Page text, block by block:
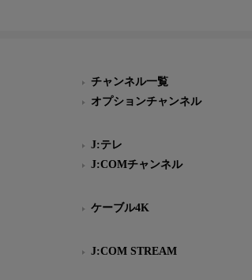
チャンネル一覧
オプションチャンネル
J:テレ
J:COMチャンネル
ケーブル4K
J:COM STREAM